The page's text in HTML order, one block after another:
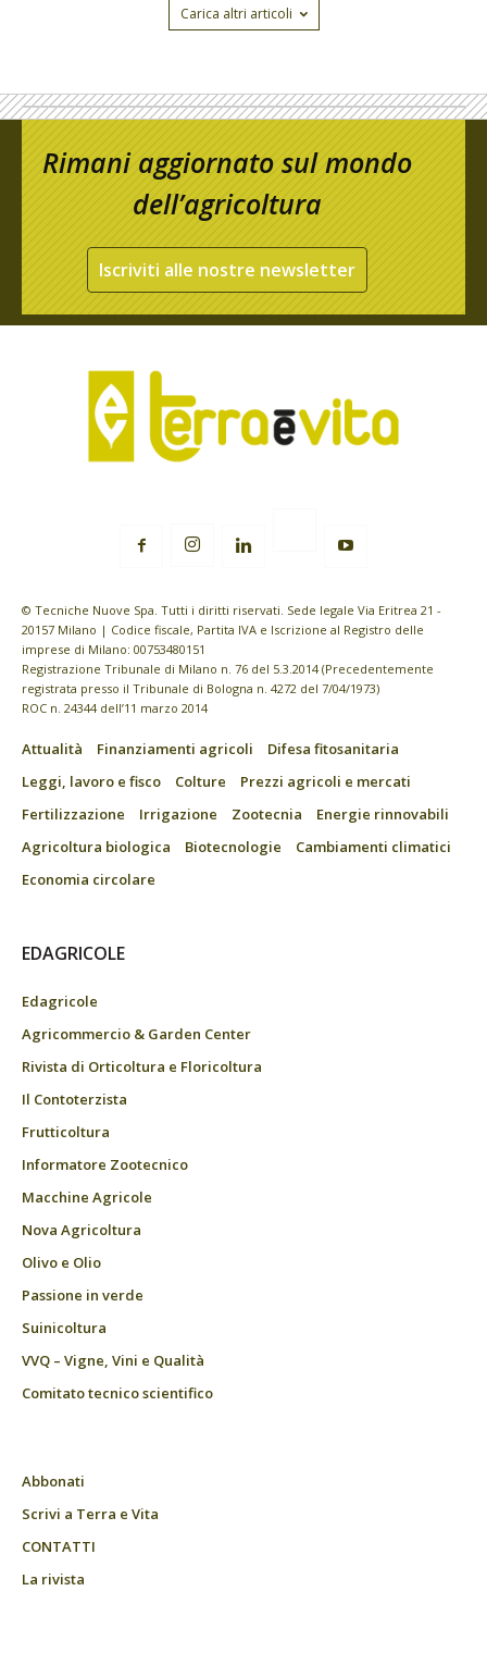
Carica altri articoli
Rimani aggiornato sul mondo
dell’agricoltura
Iscriviti alle nostre newsletter
© Tecniche Nuove Spa. Tutti i diritti riservati. Sede legale Via Eritrea 21 -
20157 Milano | Codice fiscale, Partita IVA e Iscrizione al Registro delle
imprese di Milano: 00753480151
Registrazione Tribunale di Milano n. 76 del 5.3.2014 (Precedentemente
registrata presso il Tribunale di Bologna n. 4272 del 7/04/1973)
ROC n. 24344 dell’11 marzo 2014
Attualità Finanziamenti agricoli
Difesa fitosanitaria
Leggi, lavoro e fisco
Colture
Prezzi agricoli e mercati
Fertilizzazione
Irrigazione Zootecnia
Energie rinnovabili
Agricoltura biologica
Biotecnologie
Cambiamenti climatici
Economia circolare
EDAGRICOLE
Edagricole
Agricommercio & Garden Center
Rivista di Orticoltura e Floricoltura
Il Contoterzista
Frutticoltura
Informatore Zootecnico
Macchine Agricole
Nova Agricoltura
Olivo e Olio
Passione in verde
Suinicoltura
VVQ – Vigne, Vini e Qualità
Comitato tecnico scientifico
Abbonati
Scrivi a Terra e Vita
CONTATTI
La rivista